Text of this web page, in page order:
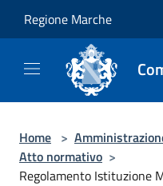
Regione Marche
Home >
Atto normativo >
Regolamento Istituzione